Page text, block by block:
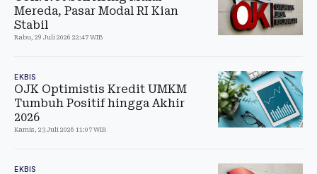
Mereda, Pasar Modal RI Kian
Stabil
Rabu, 29 Juli 2026 22:47 WIB
EKBIS
OJK Optimistis Kredit UMKM
Tumbuh Positif hingga Akhir
2026
Kamis, 23 Juli 2026 11:07 WIB
EKBIS